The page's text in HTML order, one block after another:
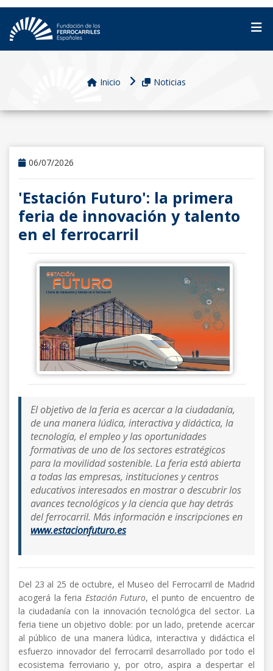
Inicio Noticias
06/07/2026
'Estación Futuro': la primera
feria de innovación y talento
en el ferrocarril
El objetivo de la feria es acercar a la ciudadanía,
de una manera lúdica, interactiva y didáctica, la
tecnología, el empleo y las oportunidades
formativas de uno de los sectores estratégicos
para la movilidad sostenible. La feria está abierta
a todas las empresas, instituciones y centros
educativos interesados en mostrar o descubrir los
avances tecnológicos y la ciencia que hay detrás
del ferrocarril. Más información e inscripciones en
www.estacionfuturo.es
Del 23 al 25 de octubre, el Museo del Ferrocarril de Madrid
acogerá la feria Estación Futuro, el punto de encuentro de
la ciudadanía con la innovación tecnológica del sector. La
feria tiene un objetivo doble: por un lado, pretende acercar
al público de una manera lúdica, interactiva y didáctica el
esfuerzo innovador del ferrocarril desarrollado por todo el
ecosistema ferroviario y, por otro, aspira a despertar el